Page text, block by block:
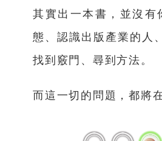
其實出一本書，並沒有
態、認識出版產業的人
找到竅門、尋到方法。
而這一切的問題，都將